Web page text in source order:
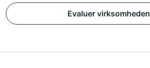
Evaluer virksomheden